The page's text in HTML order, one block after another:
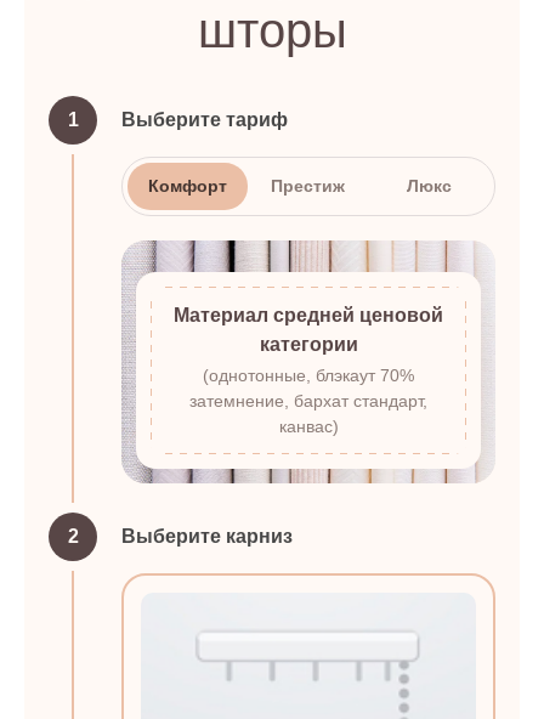
шторы
1 Выберите тариф
Комфорт Престиж Люкс
Материал средней ценовой
категории
(однотонные, блэкаут 70%
затемнение, бархат стандарт,
канвас)
2 Выберите карниз